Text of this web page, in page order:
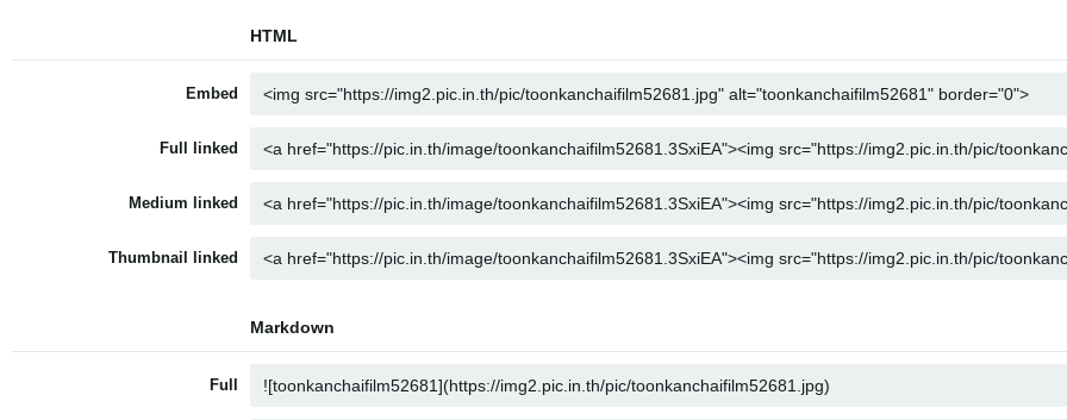
HTML
Embed
Full linked
Medium linked
Thumbnail linked
Markdown
Full